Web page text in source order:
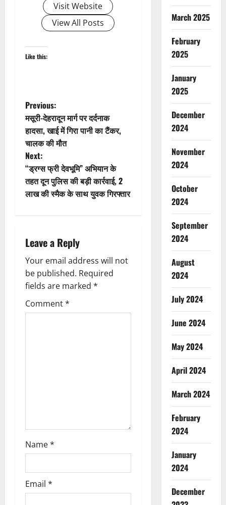
Visit Website
View All Posts
Like this:
P
o
s
t
n
v
i
g
a
t
Previous:
मसूरी-देहरादून मार्ग पर दर्दनाक
हादसा, खाई में गिरा पानी का टैंकर,
चालक की मौत
Next:
“ड्रग्स फ्री देवभूमि” अभियान के
तहत दून पुलिस की बड़ी कार्रवाई, 2
लाख की स्मैक के साथ युवक गिरफ्तार
Leave a Reply
Your email address will not
be published. Required
fields are marked *
Comment*
Name*
Email *
March 2025
February
2025
January
2025
December
2024
November
2024
October
2024
September
2024
August
2024
July 2024
June 2024
May 2024
April 2024
March 2024
February
2024
January
2024
December